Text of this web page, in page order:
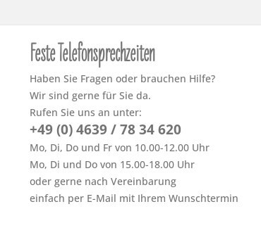
Feste Telefonsprechzeiten
Haben Sie Fragen oder brauchen Hilfe?
Wir sind gerne für Sie da.
Rufen Sie uns an unter:
+49 (0) 4639 / 78 34 620
Mo, Di, Do und Fr von 10.00-12.00 Uhr
Mo, Di und Do von 15.00-18.00 Uhr
oder gerne nach Vereinbarung
einfach per E-Mail mit Ihrem Wunschtermin